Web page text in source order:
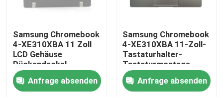
Samsung Chromebook
4-XE310XBA 11 Zoll
LCD Gehäuse
Rückendeckel
Dunkelgrau BA98-
01974BAnfrage absenden
Samsung Chromebook
4-XE310XBA 11-Zoll-
Tastaturhalter-
Tastaturmontage
Silber BA98-01976A
BA61-03989A
Anfrage absenden